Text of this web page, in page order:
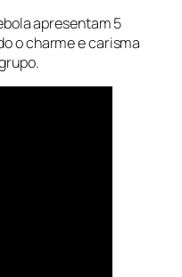
apresentam 5
o charme e carisma